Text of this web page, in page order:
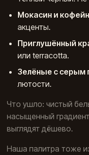
Мокасин и
акценты.
Приглушённый
или terracotta.
Зелёные с серым
лютости.
Что ушло: чистый
насыщенный
выглядят дёшево.
Наша палитра тоже